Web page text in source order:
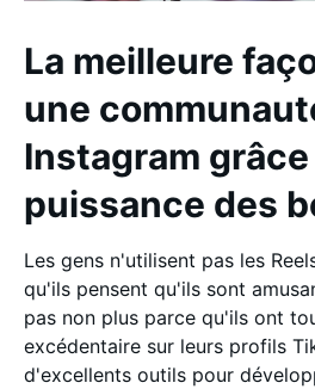
La meilleure
une
Instagram grâce
puissance des
Les gens n'utilisent pas les
qu'ils pensent qu'ils sont
pas non plus parce qu'ils ont
excédentaire sur leurs profils
d'excellents outils pour